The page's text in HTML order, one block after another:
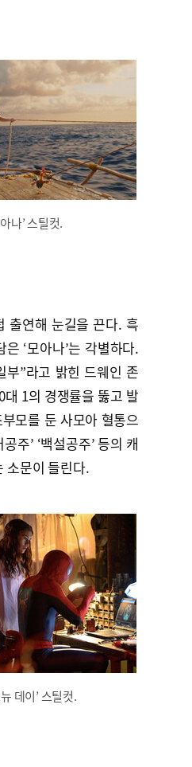
나’ 스틸컷.
출연해 눈길을 끈다. 흑
‘모아나’는 각별하다.
부”라고 밝힌 드웨인 존
1의 경쟁률을 뚫고 발
모를 둔 사모아 혈통으
주’ ‘백설공주’ 등의 캐
소문이 들린다.
데이’ 스틸컷.